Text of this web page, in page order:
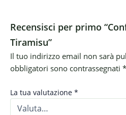
Recensisci per primo
Tiramisu”
Il tuo indirizzo email non sarà
obbligatori sono contrassegnati *
La tua valutazione *